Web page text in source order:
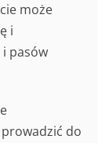
może
i
pasów
do